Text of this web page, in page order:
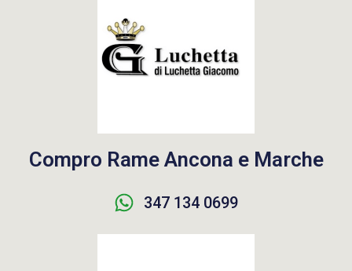
Compro Rame Ancona e Marche
347 134 0699